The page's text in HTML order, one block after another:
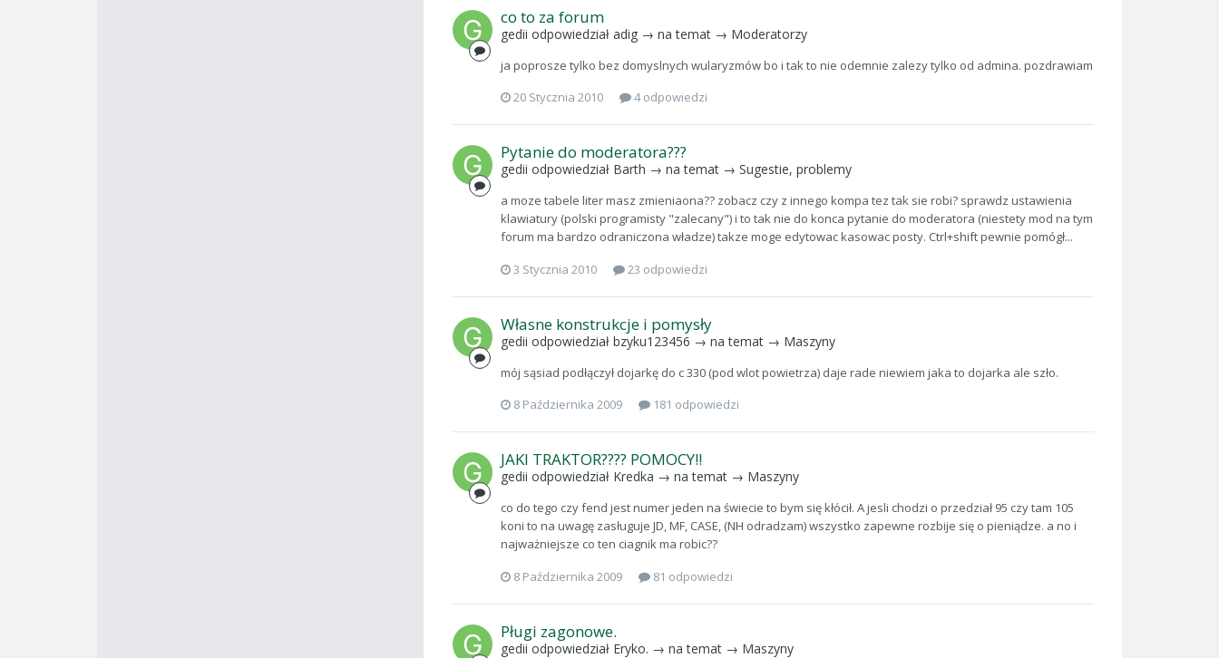
co to za forum
gedii odpowiedział adig → na temat → Moderatorzy
ja poprosze tylko bez domyslnych wularyzmów bo i tak to nie odemnie zalezy tylko od admina. pozdrawiam
20 Stycznia 2010
4 odpowiedzi
Pytanie do moderatora???
gedii odpowiedział Barth → na temat → Sugestie, problemy
a moze tabele liter masz zmieniaona?? zobacz czy z innego kompa tez tak sie robi? sprawdz ustawienia
klawiatury (polski programisty "zalecany") i to tak nie do konca pytanie do moderatora (niestety mod na tym
forum ma bardzo odraniczona władze) takze moge edytowac kasowac posty. Ctrl+shift pewnie pomógł...
3 Stycznia 2010
23 odpowiedzi
Własne konstrukcje i pomysły
gedii odpowiedział bzyku123456 → na temat → Maszyny
mój sąsiad podłączył dojarkę do c 330 (pod wlot powietrza) daje rade niewiem jaka to dojarka ale szło.
8 Października 2009
181 odpowiedzi
JAKI TRAKTOR???? POMOCY!!
gedii odpowiedział Kredka → na temat → Maszyny
co do tego czy fend jest numer jeden na świecie to bym się kłócił. A jesli chodzi o przedział 95 czy tam 105
koni to na uwagę zasługuje JD, MF, CASE, (NH odradzam) wszystko zapewne rozbije się o pieniądze. a no i
najważniejsze co ten ciagnik ma robic??
8 Października 2009
81 odpowiedzi
Pługi zagonowe.
gedii odpowiedział Eryko. → na temat → Maszyny